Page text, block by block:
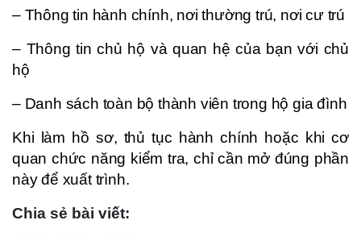
– Thông tin hành chính, nơi thường trú, nơi cư trú
– Thông tin chủ hộ và quan hệ của bạn với chủ
hộ
– Danh sách toàn bộ thành viên trong hộ gia đình
Khi làm hồ sơ, thủ tục hành chính hoặc khi cơ
quan chức năng kiểm tra, chỉ cần mở đúng phần
này để xuất trình.
Chia sẻ bài viết: